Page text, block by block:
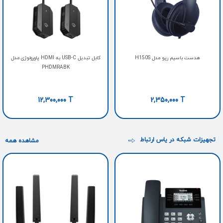
هدست باسیم رپو مدل H150S
2,350,000T
کابل تبدیل USB-C به HDMI پاورولوژی مدل
PHDMRABK
12,300,000 T
تجهیزات شبکه در یاس ارتباط مشاهده همه